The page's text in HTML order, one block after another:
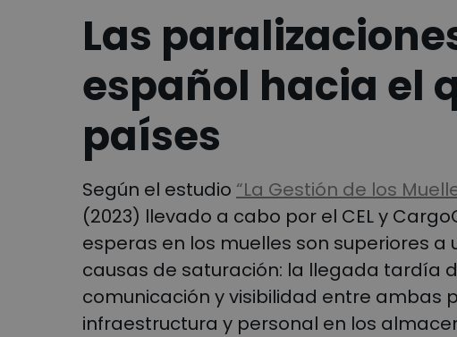
Las
español hacia el
países
Según el estudio “La Gestión de los
(2023) llevado a cabo por el CEL y
esperas en los muelles son superiores
causas de saturación: la llegada tardía
comunicación y visibilidad entre ambas
infraestructura y personal en los